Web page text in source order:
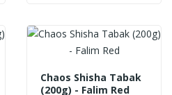
Chaos Shisha Tabak
(200g) - Falim Red